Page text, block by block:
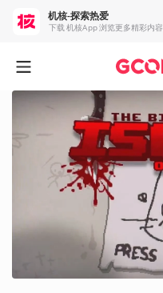
机核-探索热爱
下载 机核App 浏览更多精彩内容